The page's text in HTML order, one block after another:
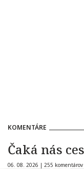
KOMENTÁRE
Čaká nás
06. 08. 2026 | 255 komentárov